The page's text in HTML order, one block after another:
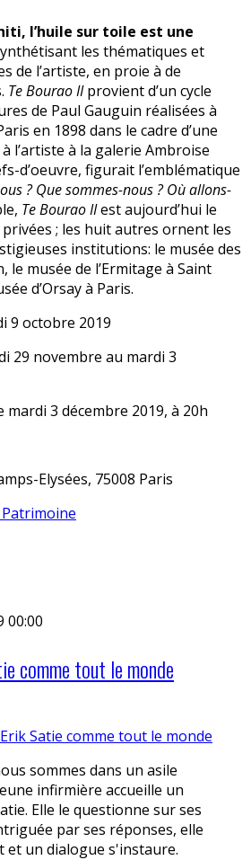
l’huile sur toile est une
les thématiques et
de l’artiste, en proie à de
Te Bourao IIprovient d’un cycle
de Paul Gauguin réalisées à
en 1898 dans le cadre d’une
l’artiste à la galerie Ambroise
d’oeuvre, figurait l’emblématique
? Que sommes-nous ? Où allons-
Te Bourao IIest aujourd’hui le
; les huit autres ornent les
institutions: le musée des
le musée de l’Ermitage à Saint
d’Orsay à Paris.
9 octobre 2019
29 novembre au mardi 3
mardi 3 décembre 2019, à 20h
Elysées, 75008 Paris
Patrimoine
00:00
comme tout le monde
sommes dans un asile
infirmière accueille un
Elle le questionne sur ses
par ses réponses, elle
et un dialogue s'instaure.